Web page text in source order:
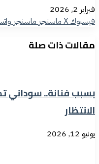
فبراير 2, 2026
فيسبوك‫Xماسنجر ماسنجر
مقالات ذات صلة
بسبب فنانة..
الانتظار
يونيو 12, 2026